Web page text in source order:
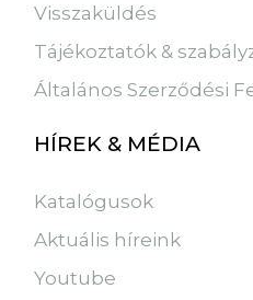
Visszaküldés
Tájékoztatók &
Általános Szerződési
HÍREK & MÉDIA
Katalógusok
Aktuális híreink
Youtube